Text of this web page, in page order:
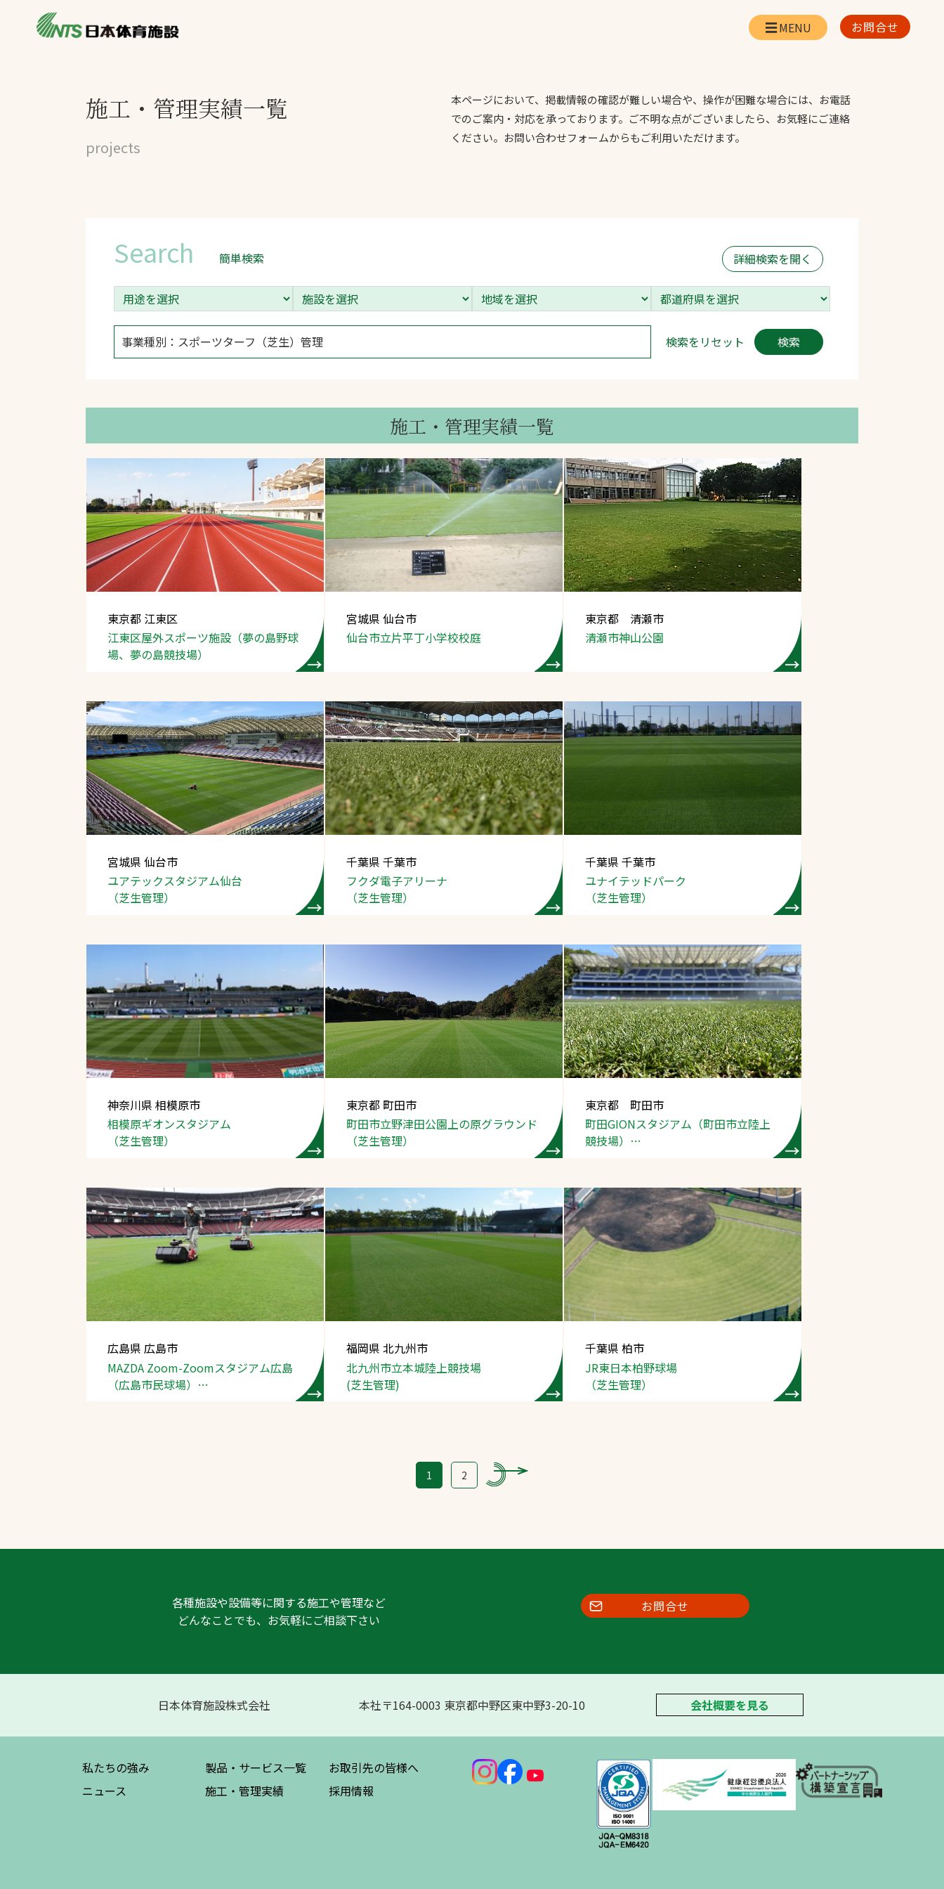
ニュース
ライブラリ
施設別カテゴリー
環境対応ウレタン
技術別カテゴリー
パークマネジメント
スポーツターフ（芝
お悩み別カテゴリー
暑さ対策
会社概要・所在地
社長挨拶
採用情報
お取引先の皆様へ
プライバシーポリシ
ポリシー
文字の見えづらさや操作にお困りの方へ 検索
お問合せ
施工・管理実績一覧
projects
本ページにおいて、掲載情報の確認が難しい場合や、操作が困難な場合には、お電話
でのご案内・対応を承っております。ご不明な点がございましたら、お気軽にご連絡
ください。お問い合わせフォームからもご利用いただけます。
Search 簡単検索 詳細検索を開く
事業種別：スポーツターフ（芝生）管理 検索をリセット 検索
施工・管理実績一覧
東京都 江東区
江東区屋外スポーツ施設 （夢の島野球
場、 夢の島競技場）
宮城県 仙台市
仙台市立片平丁小学校校庭
東京都 清瀬市
清瀬市神山公園
宮城県 仙台市
ユアテックスタジアム仙台
（芝生管理）
千葉県 千葉市
フクダ電子アリーナ
（芝生管理）
千葉県 千葉市
ユナイテッドパーク
（芝生管理）
神奈川県 相模原市
相模原ギオンスタジアム
（芝生管理）
東京都 町田市
町田市立野津田公園上の原グラウンド
（芝生管理）
東京都 町田市
町田GIONスタジアム（町田市立陸上
競技場）
広島県 広島市
MAZDA Zoom-Zoomスタジアム広島
（広島市民球場）
福岡県 北九州市
北九州市立本城陸上競技場
(芝生管理)
千葉県 柏市
JR東日本柏野球場
（芝生管理）
1 2
各種施設や設備等に関する施工や管理など
どんなことでも、お気軽にご相談下さい
お問合せ
日本体育施設株式会社 本社〒164-0003 東京都中野区東中野3-20-10 会社概要を見る
私たちの強み
ニュース
製品・サービス一覧
施工・管理実績
お取引先の皆様へ
採用情報